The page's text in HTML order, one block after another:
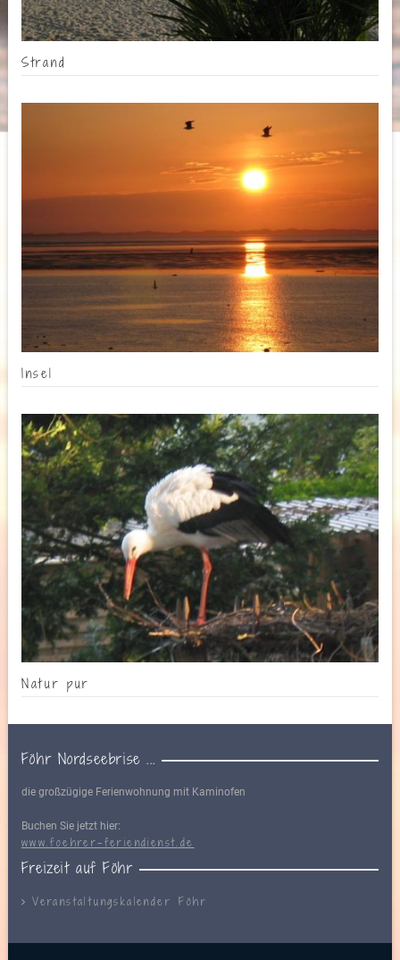
Strand
Insel
Natur pur
Föhr Nordseebrise ...
die großzügige Ferienwohnung mit Kaminofen
Buchen Sie jetzt hier:
www.foehrer-feriendienst.de
Freizeit auf Föhr
Veranstaltungskalender Föhr